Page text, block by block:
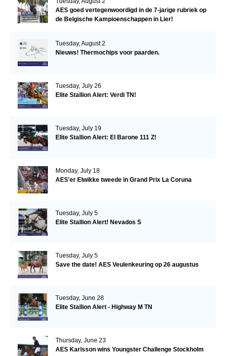
AES goed vertegenwoordigd in de 7-jarige rubriek op
de Belgische Kampioenschappen in Lier!
Tuesday, August 2
Nieuws! Thermochips voor paarden.
Tuesday, July 26
Elite Stallion Alert: Verdi TN!
Tuesday, July 19
Elite Stallion Alert: El Barone 111 Z!
Monday, July 18
AES'er Elwikke tweede in Grand Prix La Coruna
Tuesday, July 5
Elite Stallion Alert! Nevados S
Tuesday, July 5
Save the date! AES Veulenkeuring op 26 augustus
Tuesday, June 28
Elite Stallion Alert - Highway M TN
Thursday, June 23
AES Karlsson wins Youngster Challenge Stockholm